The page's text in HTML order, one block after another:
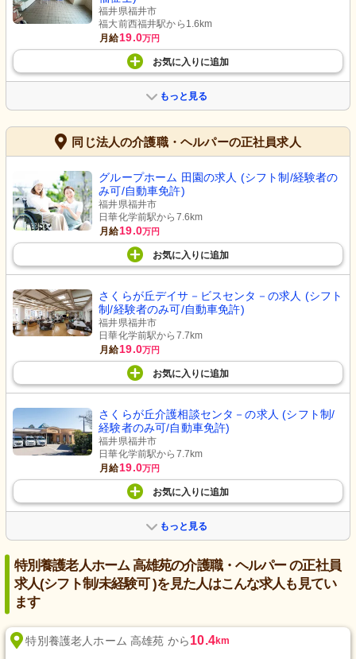
福井県福井市
福大前西福井駅から1.6km
月給19.0万円
お気に入り に追加
もっと見る
同じ法人の介護職・ヘルパーの正社員求人
グループホーム 田園の求人 (シフト制/経験者の
み可/自動車免許)
福井県福井市
日華化学前駅から7.6km
月給19.0万円
お気に入り に追加
さくらが丘デイサ－ビスセンタ－の求人 (シフト
制/経験者のみ可/自動車免許)
福井県福井市
日華化学前駅から7.7km
月給19.0万円
お気に入り に追加
さくらが丘介護相談センタ－の求人 (シフト制/
経験者のみ可/自動車免許)
福井県福井市
日華化学前駅から7.7km
月給19.0万円
お気に入り に追加
もっと見る
特別養護老人ホーム 高雄苑の介護職・ヘルパー の正社員
求人(シフト制/未経験可 )を見た人はこんな求人も見てい
ます
特別養護老人ホーム 高雄苑 から10.4km